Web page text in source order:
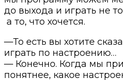
до выхода и играть не
а то, что хочется.
—То есть вы хотите
играть по настроению…
— Конечно. Когда мы
понятнее, какое